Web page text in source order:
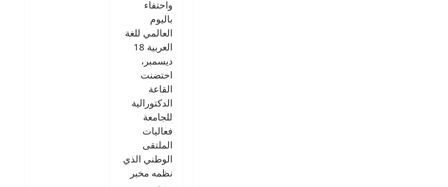
واحتفاء
باليوم
العالمي للغة
العربية 18
ديسمبر،
احتضنت
القاعة
الدكتورالية
للجامعة
فعاليات
الملتقى
الوطني الذي
نظمه مخبر